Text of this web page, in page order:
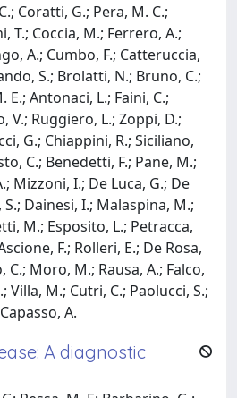
Coratti, G.; Pera, M. C.;
T.; Coccia, M.; Ferrero, A.;
A.; Cumbo, F.; Catteruccia,
S.; Brolatti, N.; Bruno, C.;
E.; Antonaci, L.; Faini, C.;
V.; Ruggiero, L.; Zoppi, D.;
G.; Chiappini, R.; Siciliano,
C.; Benedetti, F.; Pane, M.;
Mizzoni, I.; De Luca, G.; De
Dainesi, I.; Malaspina, M.;
M.; Esposito, L.; Petracca,
F.; Rolleri, E.; De Rosa,
C.; Moro, M.; Rausa, A.; Falco,
Villa, M.; Cutri, C.; Paolucci, S.;
A.
A diagnostic